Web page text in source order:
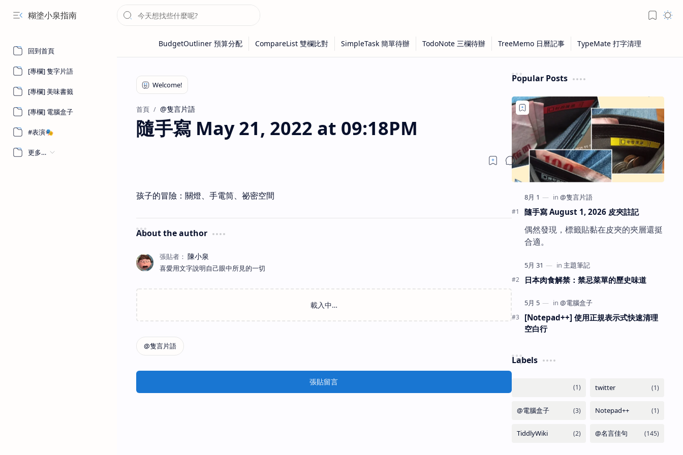
糊塗小泉指南
回到首頁
[專欄] 隻字片語
[專欄] 美味書籤
[專欄] 電腦盒子
#表演🎭
更多…
首頁 @隻言片語
隨手寫 May 21, 2022 at 09:18PM
孩子的冒險：關燈、手電筒、祕密空間
About the author
喜愛用文字說明自己眼中所見的一切
張貼留言
Popular Posts
隨手寫 August 1, 2026 皮夾註記
偶然發現，標籤貼黏在皮夾的夾層還挺
合適。
日本肉食解禁：禁忌菜單的歷史味道
[Notepad++] 使用正規表示式快速清理
空白行
Labels